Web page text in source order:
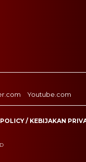
Youtube.com
/ KEBIJAKAN